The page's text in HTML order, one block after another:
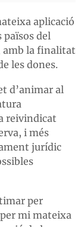
aplicació
del
amb la finalitat
les dones.
d’animar al
reivindicat
i més
jurídic
per
mi mateixa